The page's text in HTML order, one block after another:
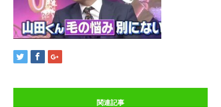
関連記事